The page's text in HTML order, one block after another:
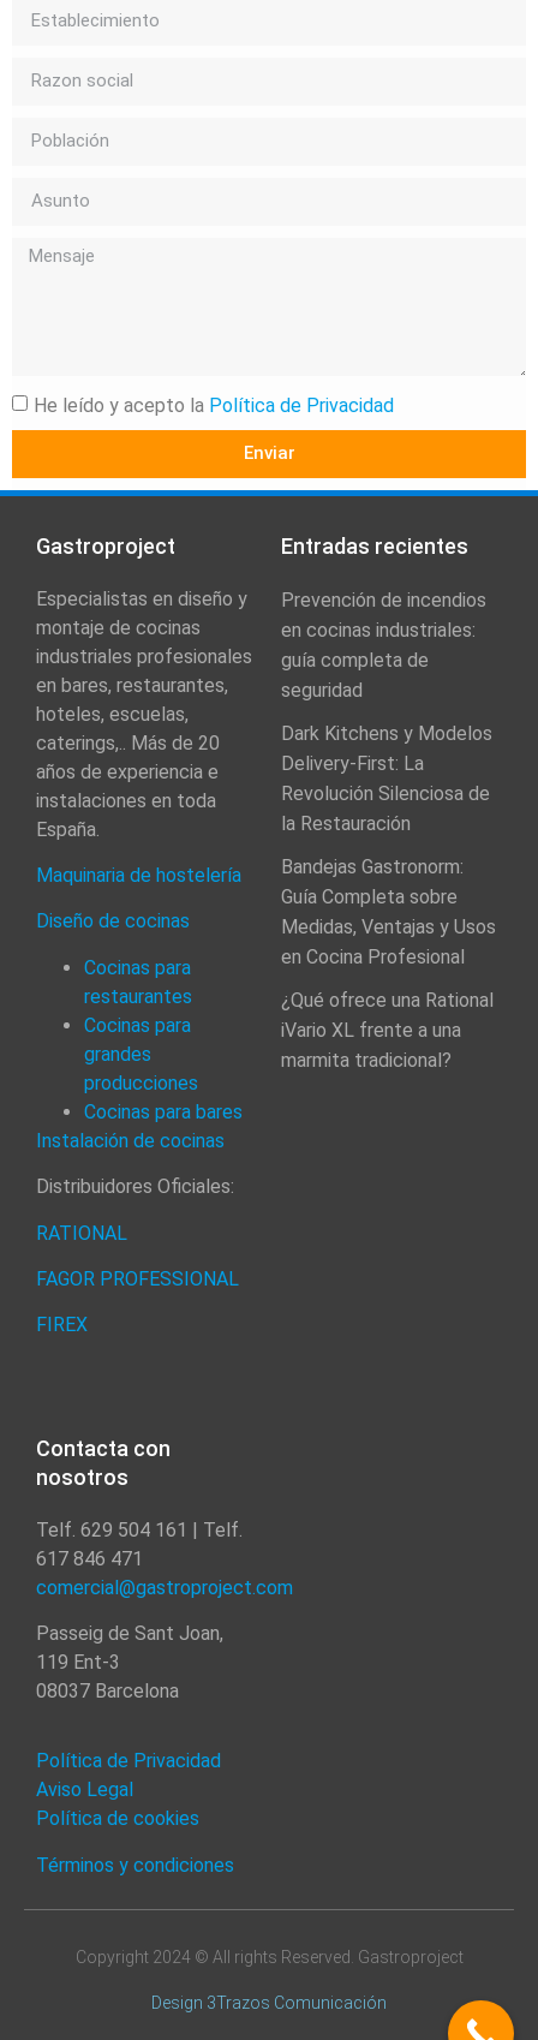
He leído y acepto la Política de Privacidad
Enviar
Gastroproject
Especialistas en diseño y
montaje de cocinas
industriales profesionales
en bares, restaurantes,
hoteles, escuelas,
caterings,.. Más de 20
años de experiencia e
instalaciones en toda
España.
Maquinaria de hostelería
Diseño de cocinas
Cocinas para
restaurantes
Cocinas para
grandes
producciones
Cocinas para bares
Instalación de cocinas
Distribuidores Oficiales:
RATIONAL
FAGOR PROFESSIONAL
FIREX
Entradas recientes
Prevención de incendios
en cocinas industriales:
guía completa de
seguridad
Dark Kitchens y Modelos
Delivery-First: La
Revolución Silenciosa de
la Restauración
Bandejas Gastronorm:
Guía Completa sobre
Medidas, Ventajas y Usos
en Cocina Profesional
¿Qué ofrece una Rational
iVario XL frente a una
marmita tradicional?
Contacta con
nosotros
Telf. 629 504 161 | Telf.
617 846 471
comercial@gastroproject.com
Passeig de Sant Joan,
119 Ent-3
08037 Barcelona
Política de Privacidad
Aviso Legal
Política de cookies
Términos y condiciones
Copyright 2024 © All rights Reserved. Gastroproject
Design 3Trazos Comunicación